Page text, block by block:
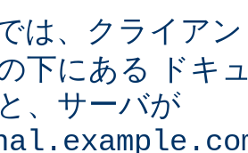
は、クライア
下にある ドキ
、サーバが